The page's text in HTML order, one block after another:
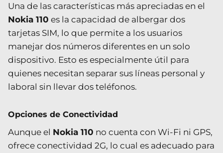
Una de las características más apreciadas en el
Nokia 110 es la capacidad de albergar dos
tarjetas SIM, lo que permite a los usuarios
manejar dos números diferentes en un solo
dispositivo. Esto es especialmente útil para
quienes necesitan separar sus líneas personal y
laboral sin llevar dos teléfonos.
Opciones de Conectividad
Aunque el Nokia 110 no cuenta con Wi-Fi ni GPS,
ofrece conectividad 2G, lo cual es adecuado para